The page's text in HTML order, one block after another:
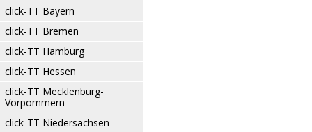
click-TT Bayern
click-TT Bremen
click-TT Hamburg
click-TT Hessen
click-TT Mecklenburg-
Vorpommern
click-TT Niedersachsen